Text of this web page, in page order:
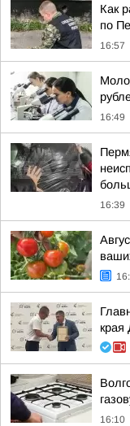
Как
по
16:57
16:49
16:39
16:10